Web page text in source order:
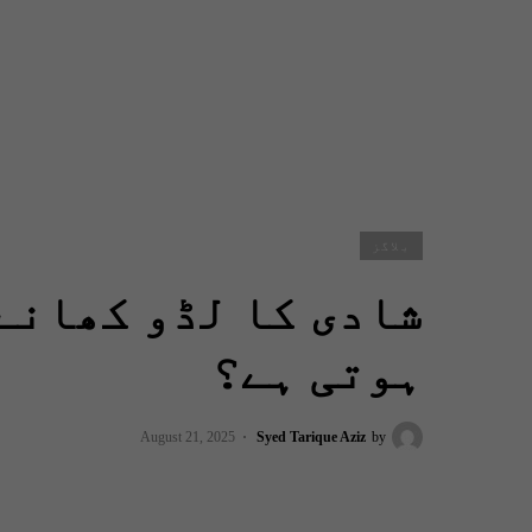
شادی کا لڈو
ہوتی ہے؟
by
Syed Tarique Aziz
August 21, 2025